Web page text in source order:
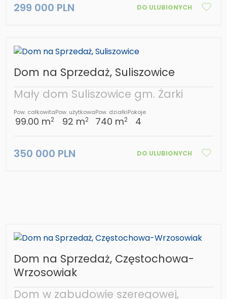
299 000 PLN DO ULUBIONYCH
Dom na Sprzedaż, Suliszowice
Mały dom Suliszowice gm. Żarki
Pow. całkowita
99.00 m2
Pow. użytkowa
92 m2
Pow. działki
740 m2
Pokoje
4
350 000 PLN DO ULUBIONYCH
Dom na Sprzedaż, Częstochowa-
Wrzosowiak
Dom w zabudowie szeregowej,